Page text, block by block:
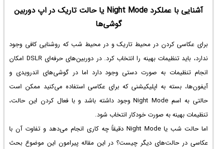
آشنایی با عملکرد Night Mode یا حالت تاریک در اپ دوربین
گوشی‌ها
برای عکاسی کردن در محیط تاریک و در محیط شب که روشنایی کافی وجود
ندارد، باید تنظیمات بهینه را انتخاب کرد. در دوربین‌های حرفه‌ای DSLR امکان
انجام تنظیمات به صورت دستی وجود دارد اما در گوشی‌های اندرویدی و
آیفون‌ها، بسته به اپلیکیشنی که برای عکاسی استفاده می‌کنید ممکن است
حالتی به اسم Night Mode وجود داشته باشد و با فعال کردن این حالت،
تنظیمات بهینه به صورت خودکار انتخاب شود.
اما حالت شب یا Night Mode دقیقاً چه کاری انجام می‌دهد و تفاوت آن با
عکاسی در حالت‌های دیگر چیست؟ در این مقاله پیرامون این موضوع بحث